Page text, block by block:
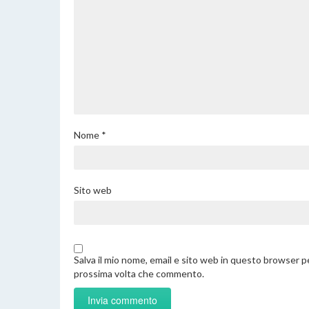
Nome *
Sito web
Salva il mio nome, email e sito web in questo browser
prossima volta che commento.